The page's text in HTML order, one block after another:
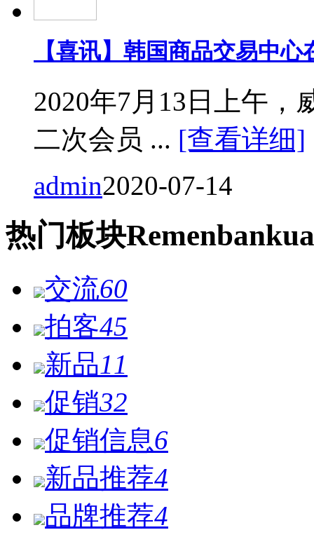
【喜讯】韩国商品交易中
2020年7月13日上午，
二次会员 ... [查看详细]
admin2020-07-14
热门板块Remen
交流60
拍客45
新品11
促销32
促销信息6
新品推荐4
品牌推荐4